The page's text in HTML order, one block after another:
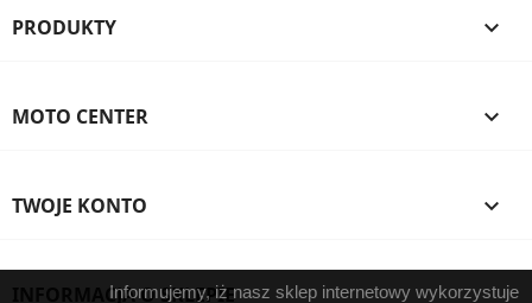
PRODUKTY 
MOTO CENTER 
TWOJE KONTO 
INFORMACJA O SKLEPIE
Informujemy, iż nasz sklep internetowy wykorzystuje